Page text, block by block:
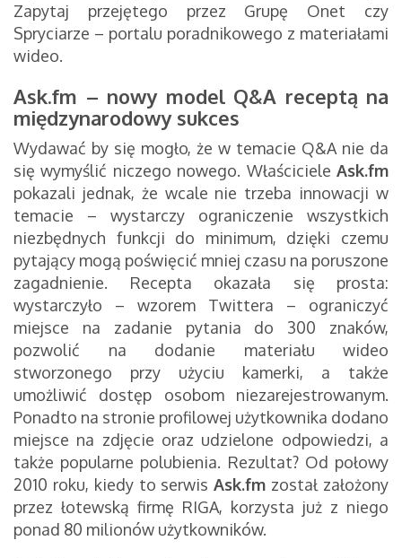
Zapytaj przejętego przez Grupę Onet czy
Spryciarze – portalu poradnikowego z materiałami
wideo.
Ask.fm – nowy model Q&A receptą na
międzynarodowy sukces
Wydawać by się mogło, że w temacie Q&A nie da
się wymyślić niczego nowego. Właściciele Ask.fm
pokazali jednak, że wcale nie trzeba innowacji w
temacie – wystarczy ograniczenie wszystkich
niezbędnych funkcji do minimum, dzięki czemu
pytający mogą poświęcić mniej czasu na poruszone
zagadnienie. Recepta okazała się prosta:
wystarczyło – wzorem Twittera – ograniczyć
miejsce na zadanie pytania do 300 znaków,
pozwolić na dodanie materiału wideo
stworzonego przy użyciu kamerki, a także
umożliwić dostęp osobom niezarejestrowanym.
Ponadto na stronie profilowej użytkownika dodano
miejsce na zdjęcie oraz udzielone odpowiedzi, a
także popularne polubienia. Rezultat? Od połowy
2010 roku, kiedy to serwisAsk.fm został założony
przez łotewską firmę RIGA, korzysta już z niego
ponad 80 milionów użytkowników.